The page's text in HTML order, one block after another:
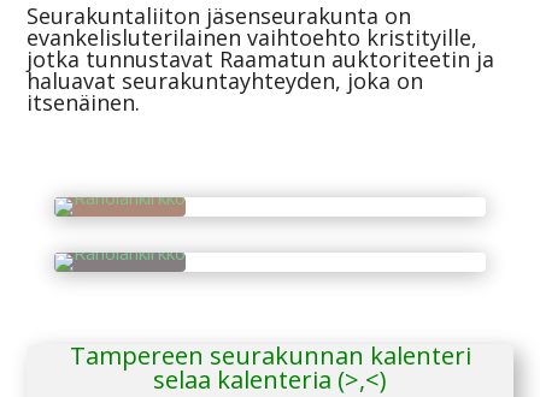
Seurakuntaliiton jäsenseurakunta on
evankelisluterilainen vaihtoehto kristityille,
jotka tunnustavat Raamatun auktoriteetin ja
haluavat seurakuntayhteyden, joka on
itsenäinen.
Tampereen seurakunnan kalenteri
selaa kalenteria (>,<)